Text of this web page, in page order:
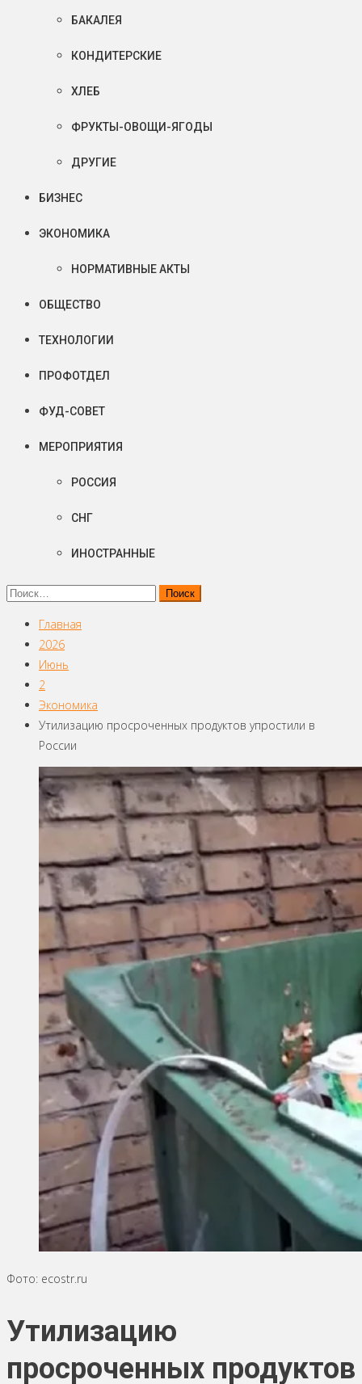
БАКАЛЕЯ
КОНДИТЕРСКИЕ
ХЛЕБ
ФРУКТЫ-ОВОЩИ-ЯГОДЫ
ДРУГИЕ
БИЗНЕС
ЭКОНОМИКА
НОРМАТИВНЫЕ АКТЫ
ОБЩЕСТВО
ТЕХНОЛОГИИ
ПРОФОТДЕЛ
ФУД-СОВЕТ
МЕРОПРИЯТИЯ
РОССИЯ
СНГ
ИНОСТРАННЫЕ
Найти:
Главная
2026
Июнь
2
Экономика
Утилизацию просроченных продуктов упростили в
России
Фото: ecostr.ru
Утилизацию
просроченных продуктов